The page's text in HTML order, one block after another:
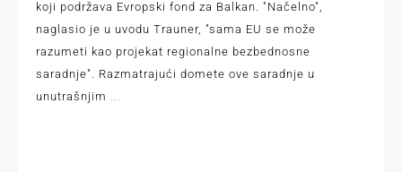
koji podržava Evropski fond za Balkan. "Načelno",
naglasio je u uvodu Trauner, "sama EU se može
razumeti kao projekat regionalne bezbednosne
saradnje". Razmatrajući domete ove saradnje u
unutrašnjim